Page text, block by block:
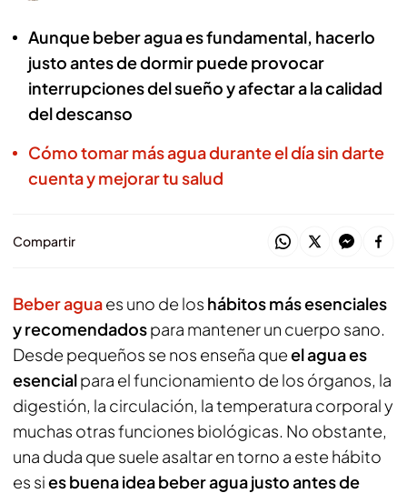
Aunque beber agua es fundamental, hacerlo
justo antes de dormir puede provocar
interrupciones del sueño y afectar a la calidad
del descanso
Cómo tomar más agua durante el día sin darte
cuenta y mejorar tu salud
Compartir
Beber aguaes uno de los hábitos más esenciales
y recomendadospara mantener un cuerpo sano.
Desde pequeños se nos enseña queel agua es
esencialpara el funcionamiento de los órganos, la
digestión, la circulación, la temperatura corporal y
muchas otras funciones biológicas. No obstante,
una duda que suele asaltar en torno a este hábito
es sies buena idea beber agua justo antes de